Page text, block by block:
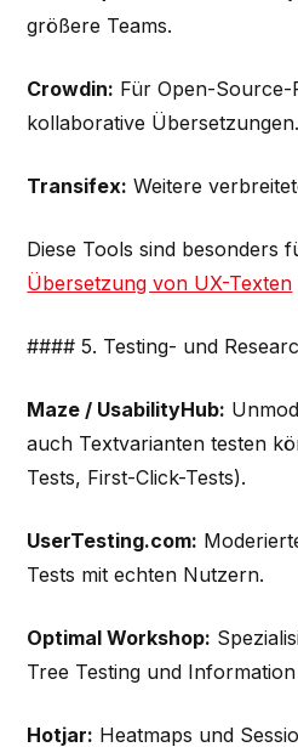
größere Teams.
Crowdin: Für Open-Source-
kollaborative Übersetzungen.
Transifex: Weitere
Diese Tools sind besonders
Übersetzung von UX-Texten
#### 5. Testing- und
Maze / UsabilityHub:
auch Textvarianten testen
Tests, First-Click-Tests).
UserTesting.com:
Tests mit echten Nutzern.
Optimal Workshop:
Tree Testing und
Hotjar: Heatmaps und